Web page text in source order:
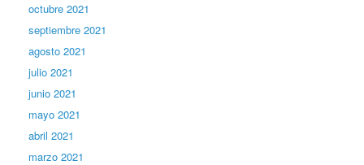
octubre 2021
septiembre 2021
agosto 2021
julio 2021
junio 2021
mayo 2021
abril 2021
marzo 2021